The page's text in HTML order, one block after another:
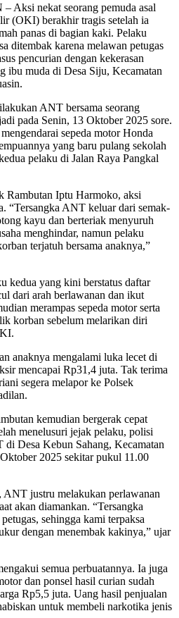
Aksi nekat seorang pemuda asal
(OKI) berakhir tragis setelah ia
panas di bagian kaki. Pelaku
ditembak karena melawan petugas
pencurian dengan kekerasan
ibu muda di Desa Siju, Kecamatan
ANT bersama seorang
pada Senin, 13 Oktober 2025 sore.
sepeda motor Honda
yang baru pulang sekolah
pelaku di Jalan Raya Pangkal
Rambutan Iptu Harmoko, aksi
“Tersangka ANT keluar dari semak-
kayu dan berteriak menyuruh
menghindar, namun pelaku
terjatuh bersama anaknya,”
kedua yang kini berstatus daftar
dari arah berlawanan dan ikut
merampas sepeda motor serta
korban sebelum melarikan diri
anaknya mengalami luka lecet di
mencapai Rp31,4 juta. Tak terima
segera melapor ke Polsek
kemudian bergerak cepat
menelusuri jejak pelaku, polisi
di Desa Kebun Sahang, Kecamatan
2025 sekitar pukul 11.00
ANT justru melakukan perlawanan
akan diamankan. “Tersangka
sehingga kami terpaksa
dengan menembak kakinya,” ujar
semua perbuatannya. Ia juga
dan ponsel hasil curian sudah
Rp5,5 juta. Uang hasil penjualan
untuk membeli narkotika jenis